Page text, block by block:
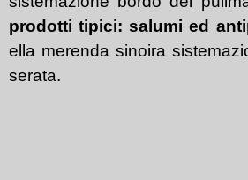
prodotti tipici: salumi ed
ella merenda sinoira
serata.